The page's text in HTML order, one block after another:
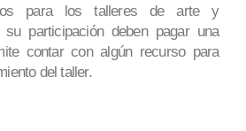
para los talleres de arte y
su participación deben pagar una
contar con algún recurso para
del taller.